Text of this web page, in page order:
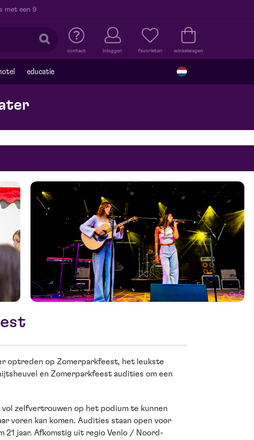
met een 9
contact inloggen favorieten winkelwagen
educatie
optreden op Zomerparkfeest, het leukste
en Zomerparkfeest audities om een
vol zelfvertrouwen op het podium te kunnen
voren kan komen. Audities staan open voor
21 jaar. Afkomstig uit regio Venlo / Noord-